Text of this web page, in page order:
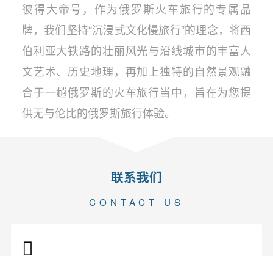
彼得大帝号，作为俄罗斯火车旅行的专属品
牌，我们坚持“沉浸式文化慢旅行”的理念，将西
伯利亚大铁路的壮丽风光与沿线城市的丰富人
文艺术、历史地理，再加上独特的自然景观融
合于一趟俄罗斯的火车旅行当中，旨在为您提
供无与伦比的俄罗斯旅行体验。
联系我们
CONTACT US